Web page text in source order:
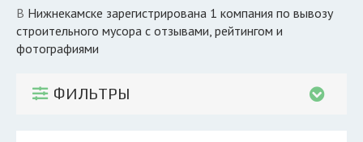
Компании
КОМПАНИЯМ
в Нижнекамске зарегистрирована 1 компания по вывозу
строительного мусора с отзывами, рейтингом и
фотографиями
ФИЛЬТРЫ